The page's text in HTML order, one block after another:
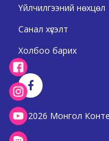
Үйлчилгээний нөхцөл
Санал хүсэлт
Холбоо барих
2026 Монгол